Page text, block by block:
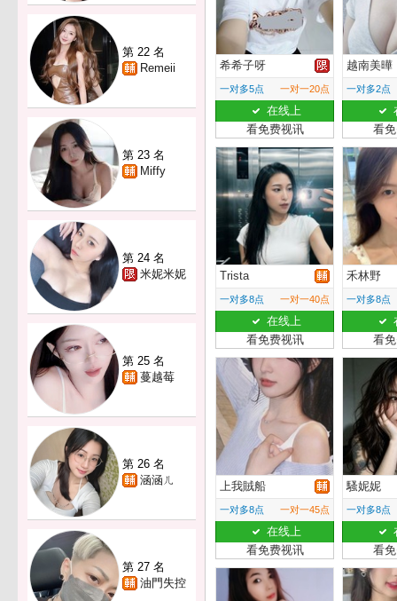
第 22 名
Remeii
第 23 名
Miffy
第 24 名
米妮米妮
第 25 名
蔓越莓
第 26 名
涵涵ㄦ
第 27 名
油門失控
希希子呀
一对多5点 一对一20点
在线上
看免费视讯
越南美曄
一对多2点
看
Trista
一对多8点 一对一40点
在线上
看免费视讯
禾林野
一对多8点
看
上我賊船
一对多8点 一对一45点
在线上
看免费视讯
騷妮妮
一对多8点
看